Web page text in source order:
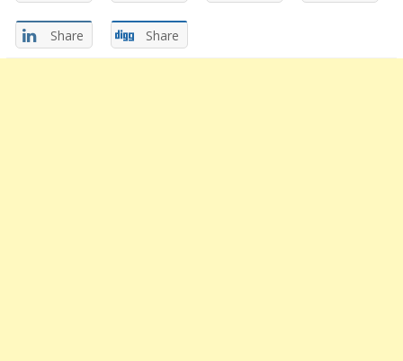
Share Share